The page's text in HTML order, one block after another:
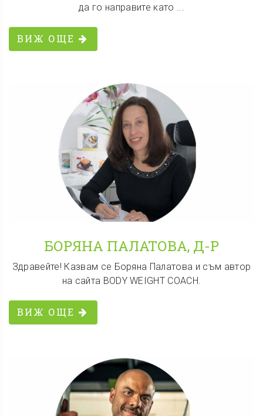
да го направите като ...
ВИЖ ОЩЕ
БОРЯНА ПАЛАТОВА, Д-Р
Здравейте! Казвам се Боряна Палатова и съм автор
на сайта BODY WEIGHT COACH.
ВИЖ ОЩЕ